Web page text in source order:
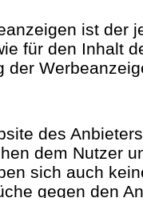
ist der
für den Inhalt
der
des
dem Nutzer
sich auch
gegen den